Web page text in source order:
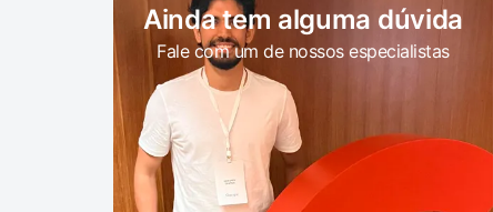
Ainda tem alguma dúvida
Fale com um de nossos especialistas